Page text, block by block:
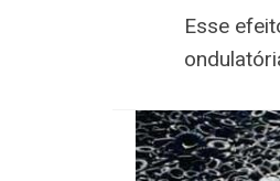
Esse